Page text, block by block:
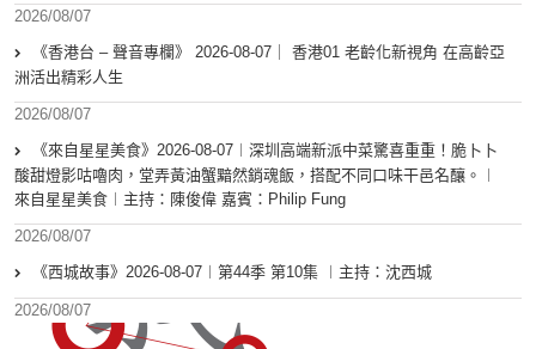
2026/08/07
《香港台 – 聲音專欄》 2026-08-07｜ 香港01 老齡化新視角 在高齡亞
洲活出精彩人生
2026/08/07
《來自星星美食》2026-08-07︱深圳高端新派中菜驚喜重重！脆卜卜
酸甜燈影咕嚕肉，堂弄黃油蟹黯然銷魂飯，搭配不同口味干邑名釀。︱
來自星星美食︱主持：陳俊偉 嘉賓：Philip Fung
2026/08/07
《西城故事》2026-08-07︱第44季 第10集 ︱主持：沈西城
2026/08/07